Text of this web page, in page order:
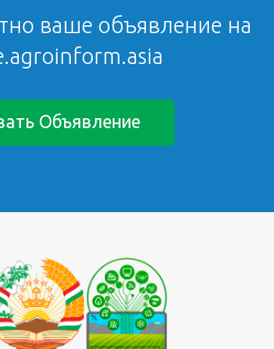
ваше объявление на
Объявление